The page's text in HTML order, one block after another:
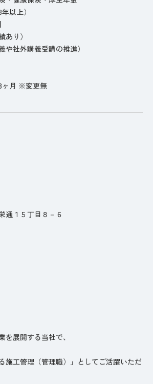
以上）
あり）
や社外講義受講の推進）
ヶ月 ※変更無
通１５丁目８－６
展開する当社で、
施工管理（管理職）」としてご活躍いただ